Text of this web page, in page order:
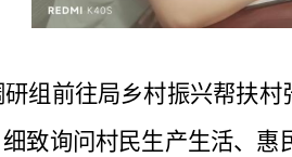
前往局乡村振兴帮扶村
致询问村民生产生活、